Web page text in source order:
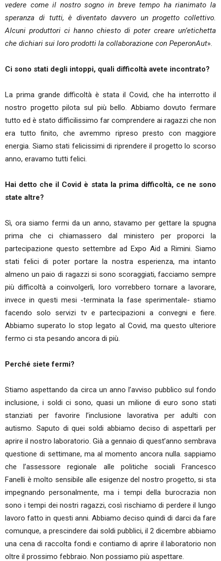
vedere come il nostro sogno in breve tempo ha rianimato la
speranza di tutti, è diventato davvero un progetto collettivo.
Alcuni produttori ci hanno chiesto di poter creare un’etichetta
che dichiari sui loro prodotti la collaborazione con PeperonAut».
Ci sono stati degli intoppi, quali difficoltà avete incontrato?
La prima grande difficoltà è stata il Covid, che ha interrotto il
nostro progetto pilota sul più bello. Abbiamo dovuto fermare
tutto ed è stato difficilissimo far comprendere ai ragazzi che non
era tutto finito, che avremmo ripreso presto con maggiore
energia. Siamo stati felicissimi di riprendere il progetto lo scorso
anno, eravamo tutti felici.
Hai detto che il Covid è stata la prima difficoltà, ce ne sono
state altre?
Sì, ora siamo fermi da un anno, stavamo per gettare la spugna
prima che ci chiamassero dal ministero per proporci la
partecipazione questo settembre ad Expo Aid a Rimini. Siamo
stati felici di poter portare la nostra esperienza, ma intanto
almeno un paio di ragazzi si sono scoraggiati, facciamo sempre
più difficoltà a coinvolgerli, loro vorrebbero tornare a lavorare,
invece in questi mesi -terminata la fase sperimentale- stiamo
facendo solo servizi tv e partecipazioni a convegni e fiere.
Abbiamo superato lo stop legato al Covid, ma questo ulteriore
fermo ci sta pesando ancora di più.
Perché siete fermi?
Stiamo aspettando da circa un anno l’avviso pubblico sul fondo
inclusione, i soldi ci sono, quasi un milione di euro sono stati
stanziati per favorire l’inclusione lavorativa per adulti con
autismo. Saputo di quei soldi abbiamo deciso di aspettarli per
aprire il nostro laboratorio. Già a gennaio di quest’anno sembrava
questione di settimane, ma al momento ancora nulla. sappiamo
che l’assessore regionale alle politiche sociali Francesco
Fanelli è molto sensibile alle esigenze del nostro progetto, si sta
impegnando personalmente, ma i tempi della burocrazia non
sono i tempi dei nostri ragazzi, così rischiamo di perdere il lungo
lavoro fatto in questi anni. Abbiamo deciso quindi di darci da fare
comunque, a prescindere dai soldi pubblici, il 2 dicembre abbiamo
una cena di raccolta fondi e contiamo di aprire il laboratorio non
oltre il prossimo febbraio. Non possiamo più aspettare.